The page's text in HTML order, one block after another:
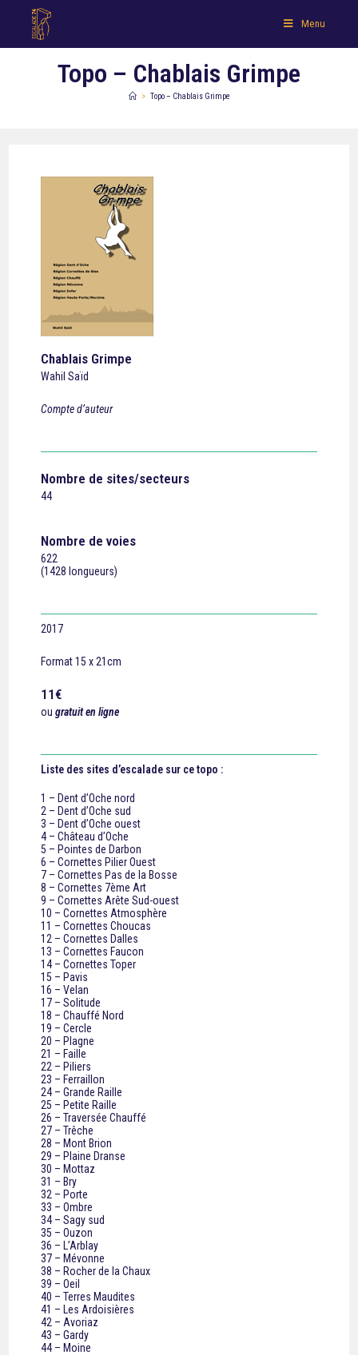
Menu
Topo – Chablais Grimpe
> Topo – Chablais Grimpe
Chablais Grimpe
Wahil Saïd
Compte d’auteur
Nombre de sites/secteurs
44
Nombre de voies
622
(1428 longueurs)
2017
Format 15 x 21cm
11€
ou gratuit en ligne
Liste des sites d’escalade sur ce topo :
1 – Dent d’Oche nord
2 – Dent d’Oche sud
3 – Dent d’Oche ouest
4 – Château d’Oche
5 – Pointes de Darbon
6 – Cornettes Pilier Ouest
7 – Cornettes Pas de la Bosse
8 – Cornettes 7ème Art
9 – Cornettes Arête Sud-ouest
10 – Cornettes Atmosphère
11 – Cornettes Choucas
12 – Cornettes Dalles
13 – Cornettes Faucon
14 – Cornettes Toper
15 – Pavis
16 – Velan
17 – Solitude
18 – Chauffé Nord
19 – Cercle
20 – Plagne
21 – Faille
22 – Piliers
23 – Ferraillon
24 – Grande Raille
25 – Petite Raille
26 – Traversée Chauffé
27 – Trêche
28 – Mont Brion
29 – Plaine Dranse
30 – Mottaz
31 – Bry
32 – Porte
33 – Ombre
34 – Sagy sud
35 – Ouzon
36 – L’Arblay
37 – Mévonne
38 – Rocher de la Chaux
39 – Oeil
40 – Terres Maudites
41 – Les Ardoisières
42 – Avoriaz
43 – Gardy
44 – Moine